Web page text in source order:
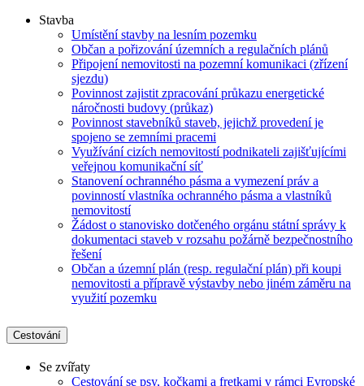
Stavba
Umístění stavby na lesním pozemku
Občan a pořizování územních a regulačních plánů
Připojení nemovitosti na pozemní komunikaci (zřízení
sjezdu)
Povinnost zajistit zpracování průkazu energetické
náročnosti budovy (průkaz)
Povinnost stavebníků staveb, jejichž provedení je
spojeno se zemními pracemi
Využívání cizích nemovitostí podnikateli zajišťujícími
veřejnou komunikační síť
Stanovení ochranného pásma a vymezení práv a
povinností vlastníka ochranného pásma a vlastníků
nemovitostí
Žádost o stanovisko dotčeného orgánu státní správy k
dokumentaci staveb v rozsahu požárně bezpečnostního
řešení
Občan a územní plán (resp. regulační plán) při koupi
nemovitosti a přípravě výstavby nebo jiném záměru na
využití pozemku
Cestování
Se zvířaty
Cestování se psy, kočkami a fretkami v rámci Evropské